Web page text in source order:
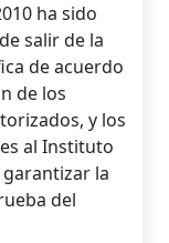
ha sido
salir de la
de acuerdo
de los
y los
al Instituto
la
del